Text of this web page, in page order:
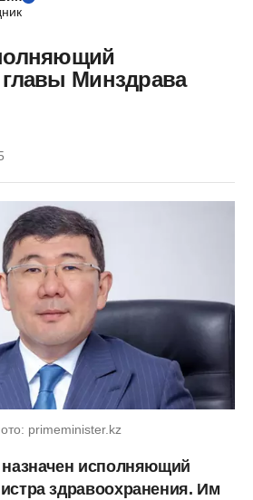
главы Минздрава
primeminister.kz
исполняющий
здравоохранения. Им